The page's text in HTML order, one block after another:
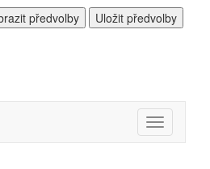
předvolby
Uložit předvolby
Menu